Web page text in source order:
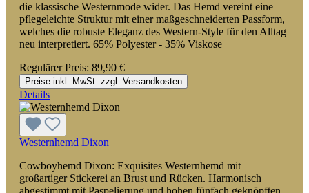
die klassische Westernmode wider. Das Hemd vereint eine
pflegeleichte Struktur mit einer maßgeschneiderten Passform,
welches die robuste Eleganz des Western-Style für den Alltag
neu interpretiert. 65% Polyester - 35% Viskose
Regulärer Preis: 89,90 €
Preise inkl. MwSt. zzgl. Versandkosten
Details
Westernhemd Dixon
Cowboyhemd Dixon: Exquisites Westernhemd mit
großartiger Stickerei an Brust und Rücken. Harmonisch
abgestimmt mit Paspelierung und hohen fünfach geknöpften